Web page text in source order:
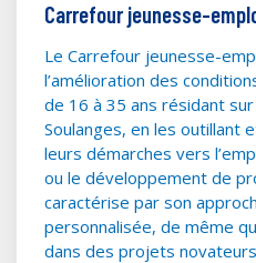
Carrefour jeunesse-
Le Carrefour jeunesse-
l’amélioration des
de 16 à 35 ans résidant
Soulanges, en les outillant
leurs démarches vers
ou le développement de
caractérise par son
personnalisée, de même
dans des projets